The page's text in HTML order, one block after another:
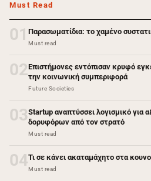
Must Read
01 Παρασωματίδια: το χαμένο
Must read
02Επιστήμονες εντόπισαν κρυφό
την κοινωνική συμπεριφορά
Future Societies
03Startup αναπτύσσει λογισμικό για
δορυφόρων από τον στρατό
Must read
04Τι σε κάνει ακαταμάχητο στα
Must read